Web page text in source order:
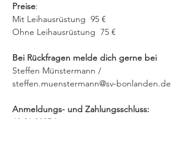
Preise:
Mit Leihausrüstung  95 €
Ohne Leihausrüstung  75 €
Bei Rückfragen melde dich gerne bei
Steffen Münstermann /
steffen.muenstermann@sv-bonlanden.de
Anmeldungs- und Zahlungsschluss:
18.01.2025 !